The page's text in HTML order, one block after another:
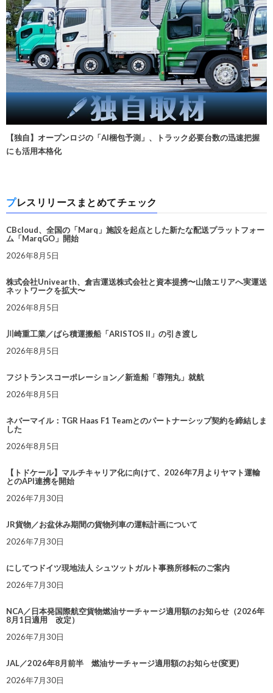
【独自】オープンロジの「AI梱包予測」、トラック必要台数の迅速把握
にも活用本格化
プレスリリースまとめてチェック
CBcloud、全国の「Marq」施設を起点とした新たな配送プラットフォー
ム「MarqGO」開始
2026年8月5日
株式会社Univearth、倉吉運送株式会社と資本提携〜山陰エリアへ実運送
ネットワークを拡大〜
2026年8月5日
川崎重工業／ばら積運搬船「ARISTOS II」の引き渡し
2026年8月5日
フジトランスコーポレーション／新造船「蓉翔丸」就航
2026年8月5日
ネバーマイル：TGR Haas F1 Teamとのパートナーシップ契約を締結しま
した
2026年8月5日
【トドケール】マルチキャリア化に向けて、2026年7月よりヤマト運輸
とのAPI連携を開始
2026年7月30日
JR貨物／お盆休み期間の貨物列車の運転計画について
2026年7月30日
にしてつドイツ現地法人 シュツットガルト事務所移転のご案内
2026年7月30日
NCA／日本発国際航空貨物燃油サーチャージ適用額のお知らせ（2026年
8月1日適用 改定）
2026年7月30日
JAL／2026年8月前半 燃油サーチャージ適用額のお知らせ(変更)
2026年7月30日